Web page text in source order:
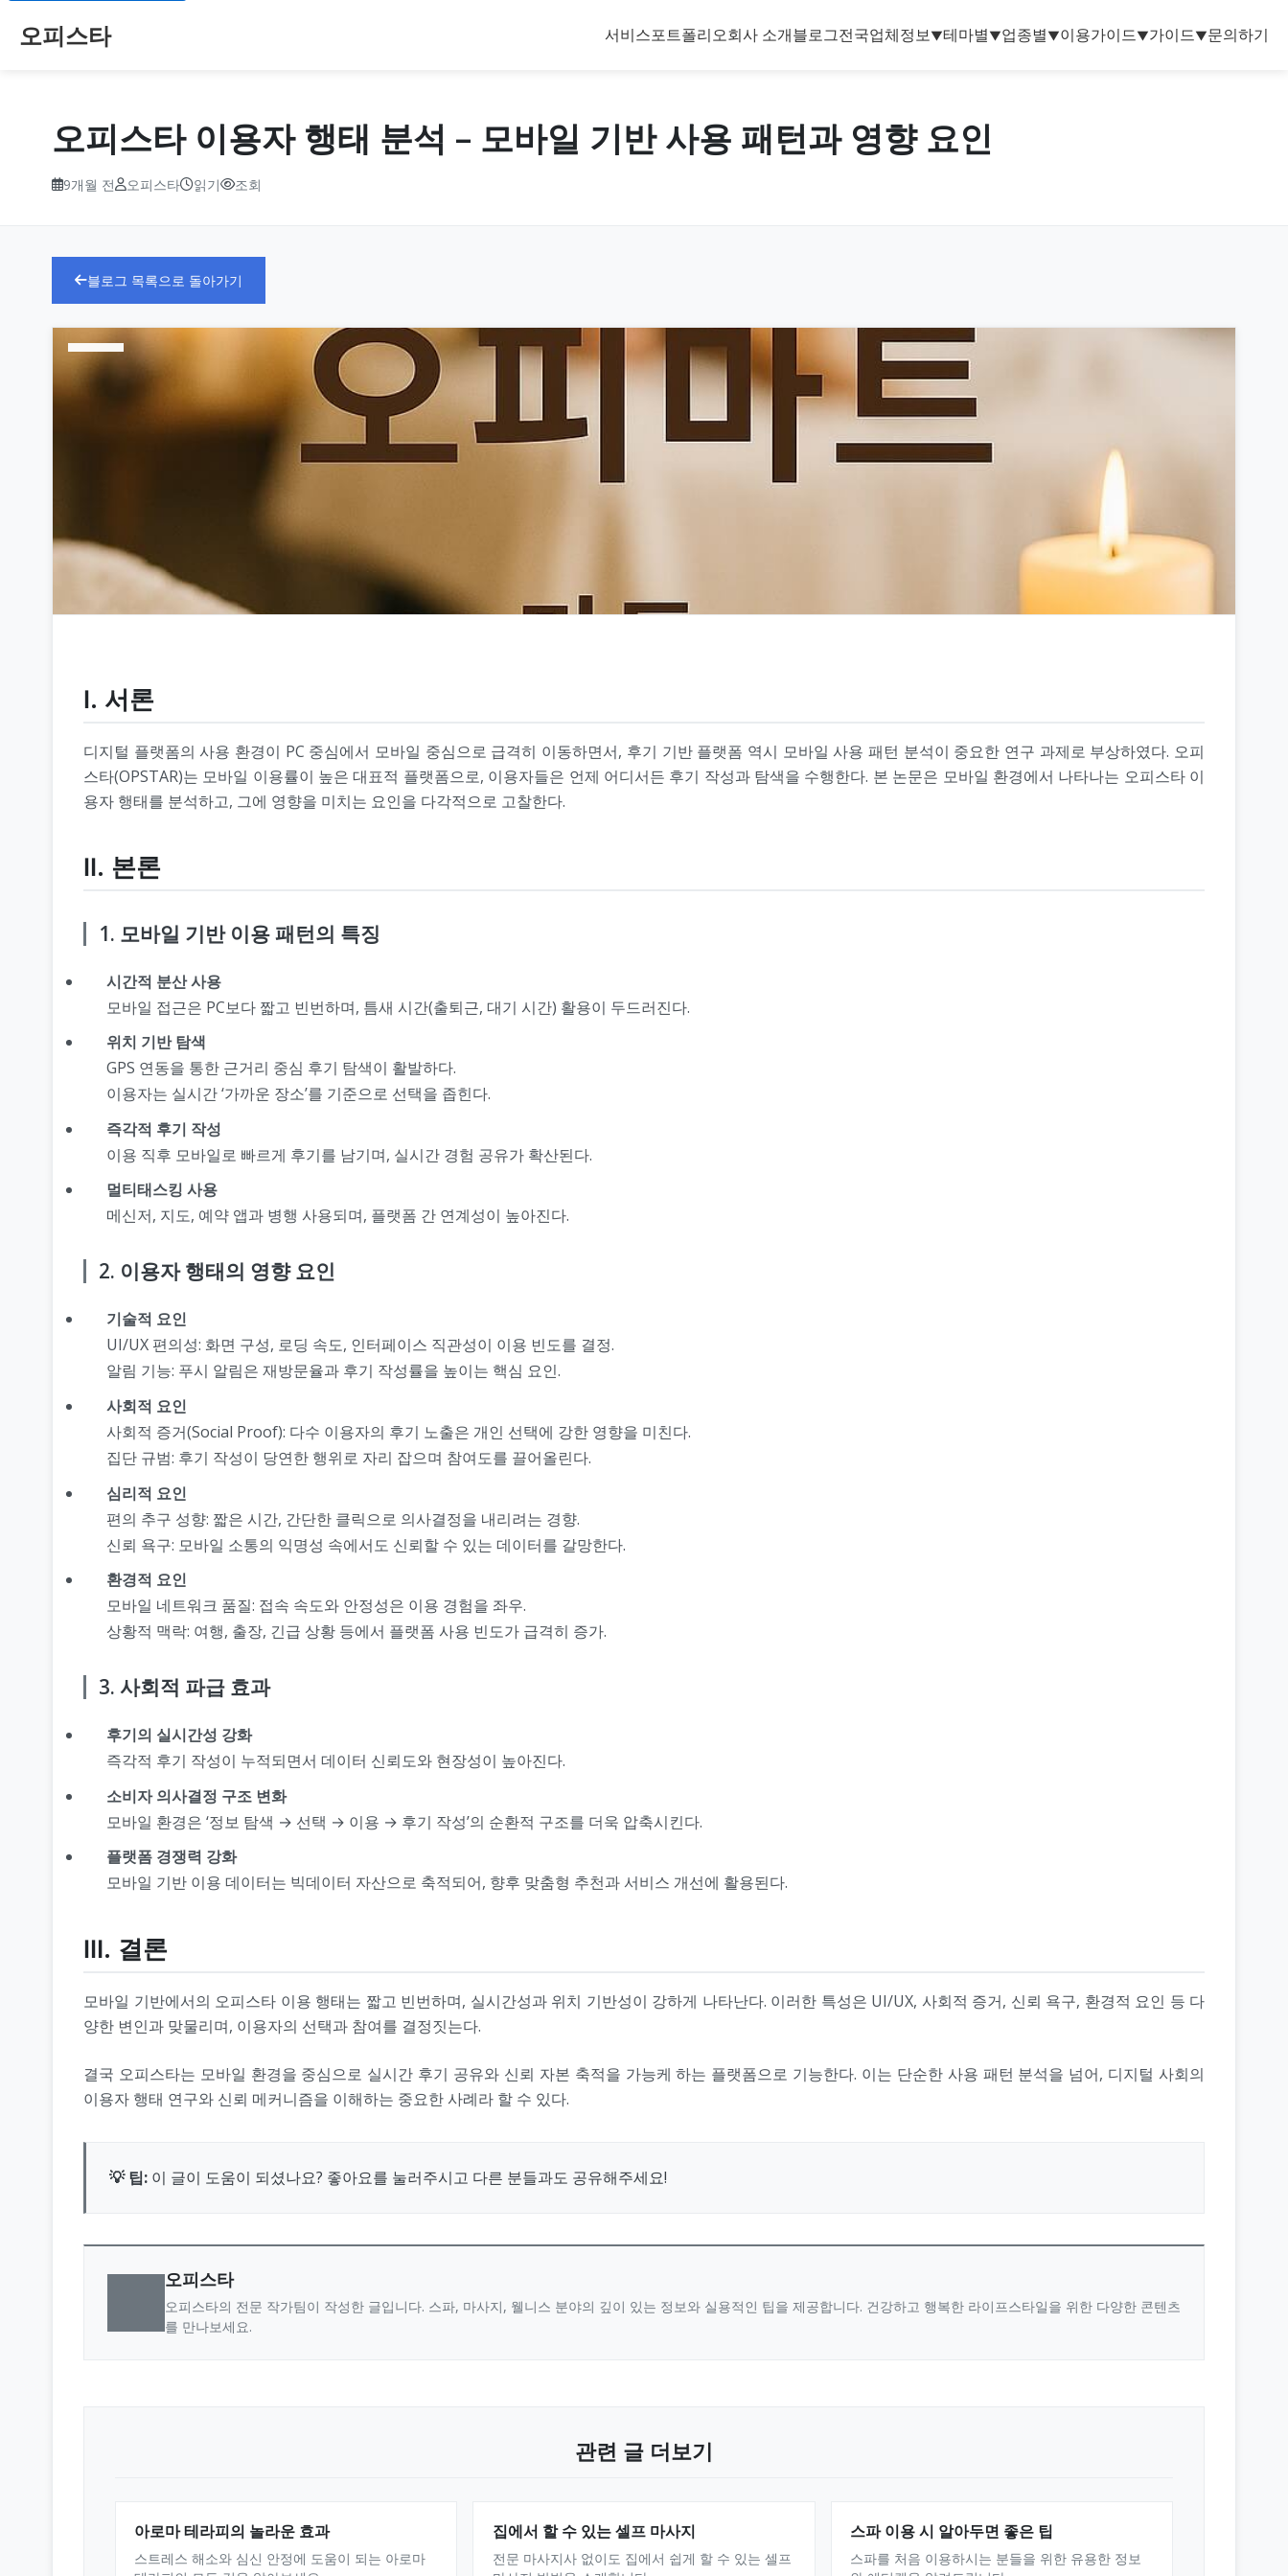
오피스타 서비스포트폴리오회사 소개블로그전국업체정보▼테마별▼업종별▼이용가이드▼가이드▼문의하기
오피스타 이용자 행태 분석 – 모바일 기반 사용 패턴과 영향 요인
9개월 전 오피스타 읽기 조회
블로그 목록으로 돌아가기
Ⅰ. 서론
디지털 플랫폼의 사용 환경이 PC 중심에서 모바일 중심으로 급격히 이동하면서, 후기 기반 플랫폼 역시 모바일 사용 패턴 분석이 중요한 연구 과제로 부상하였다. 오피
스타(OPSTAR)는 모바일 이용률이 높은 대표적 플랫폼으로, 이용자들은 언제 어디서든 후기 작성과 탐색을 수행한다. 본 논문은 모바일 환경에서 나타나는 오피스타 이
용자 행태를 분석하고, 그에 영향을 미치는 요인을 다각적으로 고찰한다.
Ⅱ. 본론
1. 모바일 기반 이용 패턴의 특징
시간적 분산 사용
모바일 접근은 PC보다 짧고 빈번하며, 틈새 시간(출퇴근, 대기 시간) 활용이 두드러진다.
위치 기반 탐색
GPS 연동을 통한 근거리 중심 후기 탐색이 활발하다.
이용자는 실시간 ‘가까운 장소’를 기준으로 선택을 좁힌다.
즉각적 후기 작성
이용 직후 모바일로 빠르게 후기를 남기며, 실시간 경험 공유가 확산된다.
멀티태스킹 사용
메신저, 지도, 예약 앱과 병행 사용되며, 플랫폼 간 연계성이 높아진다.
2. 이용자 행태의 영향 요인
기술적 요인
UI/UX 편의성: 화면 구성, 로딩 속도, 인터페이스 직관성이 이용 빈도를 결정.
알림 기능: 푸시 알림은 재방문율과 후기 작성률을 높이는 핵심 요인.
사회적 요인
사회적 증거(Social Proof): 다수 이용자의 후기 노출은 개인 선택에 강한 영향을 미친다.
집단 규범: 후기 작성이 당연한 행위로 자리 잡으며 참여도를 끌어올린다.
심리적 요인
편의 추구 성향: 짧은 시간, 간단한 클릭으로 의사결정을 내리려는 경향.
신뢰 욕구: 모바일 소통의 익명성 속에서도 신뢰할 수 있는 데이터를 갈망한다.
환경적 요인
모바일 네트워크 품질: 접속 속도와 안정성은 이용 경험을 좌우.
상황적 맥락: 여행, 출장, 긴급 상황 등에서 플랫폼 사용 빈도가 급격히 증가.
3. 사회적 파급 효과
후기의 실시간성 강화
즉각적 후기 작성이 누적되면서 데이터 신뢰도와 현장성이 높아진다.
소비자 의사결정 구조 변화
모바일 환경은 ‘정보 탐색 → 선택 → 이용 → 후기 작성’의 순환적 구조를 더욱 압축시킨다.
플랫폼 경쟁력 강화
모바일 기반 이용 데이터는 빅데이터 자산으로 축적되어, 향후 맞춤형 추천과 서비스 개선에 활용된다.
Ⅲ. 결론
모바일 기반에서의 오피스타 이용 행태는 짧고 빈번하며, 실시간성과 위치 기반성이 강하게 나타난다. 이러한 특성은 UI/UX, 사회적 증거, 신뢰 욕구, 환경적 요인 등 다
양한 변인과 맞물리며, 이용자의 선택과 참여를 결정짓는다.
결국 오피스타는 모바일 환경을 중심으로 실시간 후기 공유와 신뢰 자본 축적을 가능케 하는 플랫폼으로 기능한다. 이는 단순한 사용 패턴 분석을 넘어, 디지털 사회의
이용자 행태 연구와 신뢰 메커니즘을 이해하는 중요한 사례라 할 수 있다.
💡 팁: 이 글이 도움이 되셨나요? 좋아요를 눌러주시고 다른 분들과도 공유해주세요!
오피스타
오피스타의 전문 작가팀이 작성한 글입니다. 스파, 마사지, 웰니스 분야의 깊이 있는 정보와 실용적인 팁을 제공합니다. 건강하고 행복한 라이프스타일을 위한 다양한 콘텐츠
를 만나보세요.
관련 글 더보기
아로마 테라피의 놀라운 효과
스트레스 해소와 심신 안정에 도움이 되는 아로마
집에서 할 수 있는 셀프 마사지
전문 마사지사 없이도 집에서 쉽게 할 수 있는 셀프
스파 이용 시 알아두면 좋은 팁
스파를 처음 이용하시는 분들을 위한 유용한 정보